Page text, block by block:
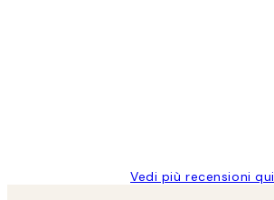
Vedi più recensioni qui